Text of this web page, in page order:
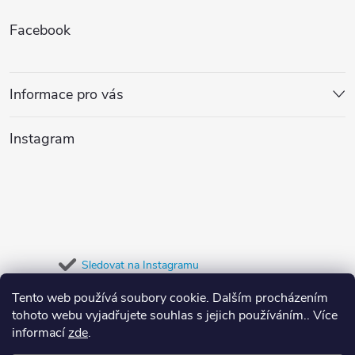
Tento web používá soubory cookie. Dalším procházením
tohoto webu vyjadřujete souhlas s jejich používáním.. Více
informacízde.
p
v
k
p
i
s
á
p
a
Facebook
Informace pro vás
Instagram
Sledovat na Instagramu
Přijímáme online platby